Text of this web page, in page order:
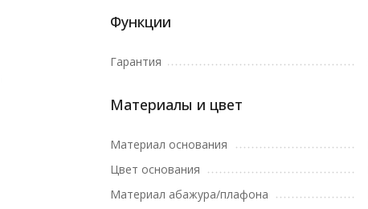
Функции
Гарантия
Материалы и цвет
Материал основания
Цвет основания
Материал абажура/плафона